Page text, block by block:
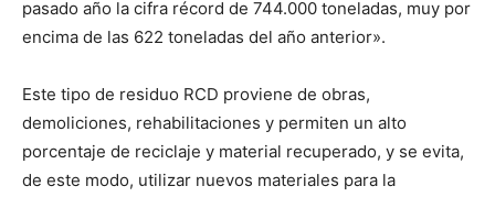
pasado año la cifra récord de 744.000 toneladas, muy por
encima de las 622 toneladas del año anterior».
Este tipo de residuo RCD proviene de obras,
demoliciones, rehabilitaciones y permiten un alto
porcentaje de reciclaje y material recuperado, y se evita,
de este modo, utilizar nuevos materiales para la